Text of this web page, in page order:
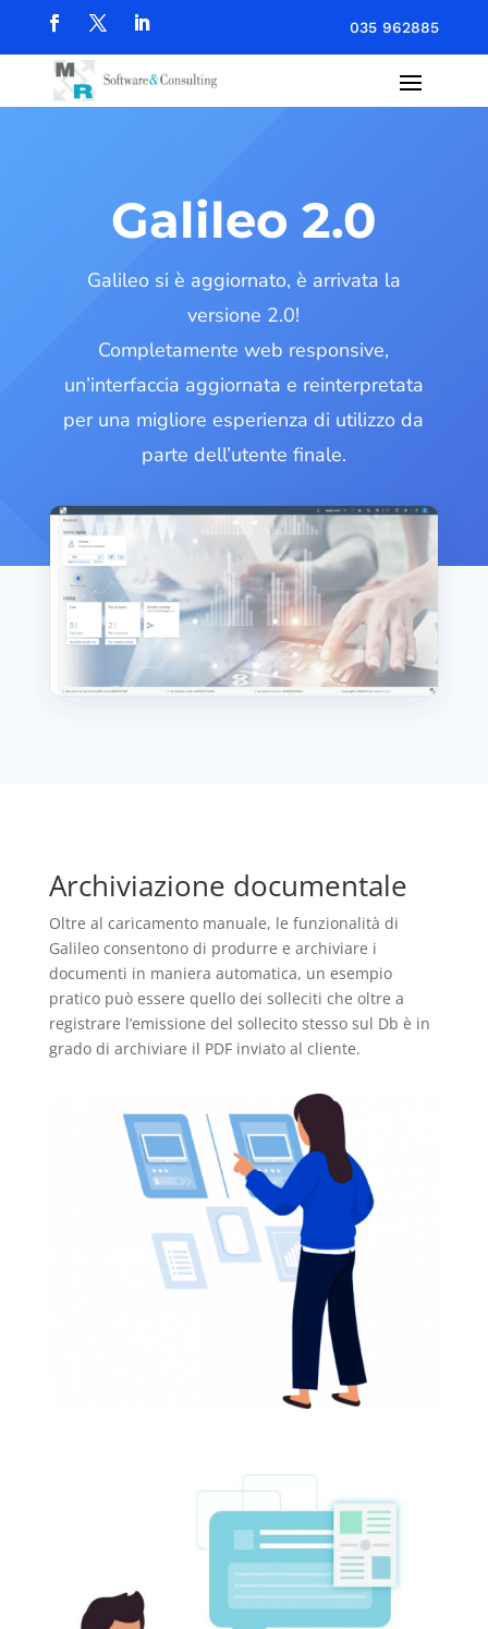
035 962885
Galileo 2.0
Galileo si è aggiornato, è arrivata la
versione 2.0!
Completamente web responsive,
un’interfaccia aggiornata e reinterpretata
per una migliore esperienza di utilizzo da
parte dell’utente finale.
Archiviazione documentale
Oltre al caricamento manuale, le funzionalità di
Galileo consentono di produrre e archiviare i
documenti in maniera automatica, un esempio
pratico può essere quello dei solleciti che oltre a
registrare l’emissione del sollecito stesso sul Db è in
grado di archiviare il PDF inviato al cliente.